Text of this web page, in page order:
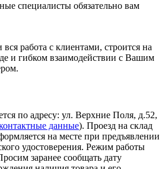
специалисты обязательно вам
работа с клиентами, строится на
и гибком взаимодействии с Вашим
по адресу: ул. Верхние Поля, д.52,
данные). Проезд на склад
на месте при предъявлении
удостоверения. Режим работы
заранее сообщать дату